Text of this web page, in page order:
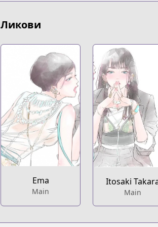
https://bookwalker.jp/series/419557/
Official English
Ликови
Ema
Main
Itosaki
Main